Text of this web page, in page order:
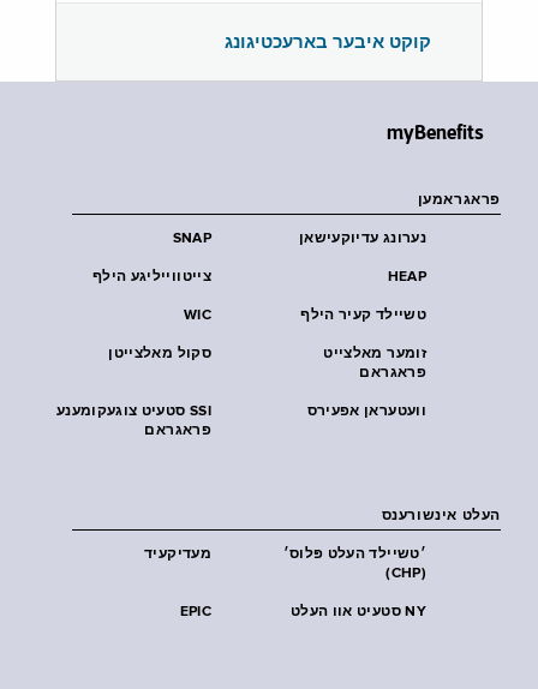
קוקט איבער בארעכטיגונג
myBenefits
פראגראמען
SNAP נערונג עדיוקעישאן
צייטווייליגע הילף HEAP
WIC טשיילד קעיר הילף
סקול מאלצייטן
זומער מאלצייט
פראגראם
SSI סטעיט צוגעקומענע
פראגראם
וועטעראן אפעירס
העלט אינשורענס
מעדיקעיד
׳טשיילד העלט פּלוס׳
(CHP)
EPIC NY סטעיט אוו העלט